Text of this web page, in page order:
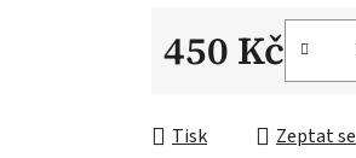
450 Kč
Tisk Zeptat se